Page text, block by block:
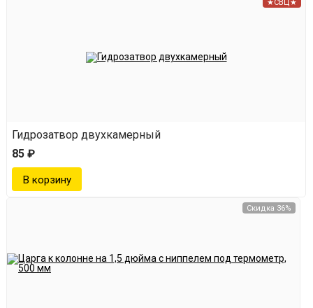
★СВЦ★
Гидрозатвор двухкамерный
85 ₽
Скидка 36%